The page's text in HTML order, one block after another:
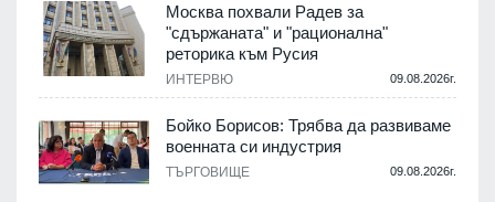
Москва похвали Радев за
"сдържаната" и "рационална"
реторика към Русия
ИНТЕРВЮ 09.08.2026г.
Бойко Борисов: Трябва да развиваме
военната си индустрия
ТЪРГОВИЩЕ 09.08.2026г.